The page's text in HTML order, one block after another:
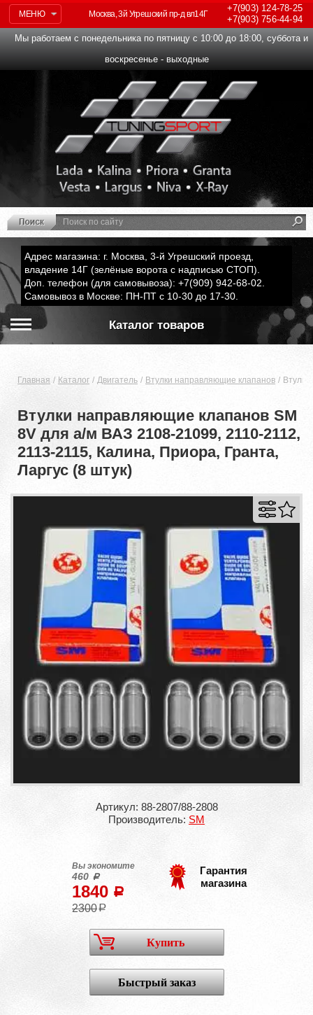
МЕНЮ
+7(903)124-78-25
+7(903)756-44-94
Москва, 3й Угрешский пр-д вл14Г
Мы работаем с понедельника по пятницу с 10:00 до 18:00, суббота и
воскресенье - выходные
Адрес магазина: г. Москва, 3-й Угрешский проезд,
владение 14Г (зелёные ворота с надписью СТОП).
Доп. телефон (для самовывоза): +7(909) 942-68-02.
Самовывоз в Москве: ПН-ПТ с 10-30 до 17-30.
Каталог товаров
Главная Каталог Двигатель Втулки направляющие клапанов
Втулки направляющие клапанов SM
8V для а/м ВАЗ 2108-21099, 2110-2112,
2113-2115, Калина, Приора, Гранта,
Ларгус (8 штук)
Артикул: 88-2807/88-2808
Производитель: SM
Вы экономите
460 a
1840 a
2300a
Гарантия
магазина
Купить
Быстрый заказ